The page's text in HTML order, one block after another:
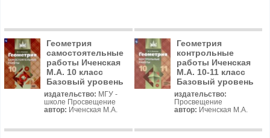
Геометрия
самостоятельные
работы Иченская
М.А. 10 класс
Базовый уровень
издательство: МГУ -
школе Просвещение
автор: Иченская М.А.
Геометрия
контрольные
работы Иченская
М.А. 10-11 класс
Базовый уровень
издательство:
Просвещение
автор: Иченская М.А.